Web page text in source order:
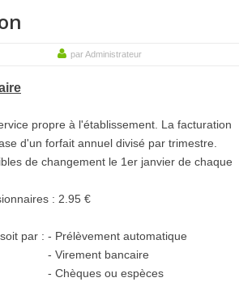
par Administrateur
propre à l'établissement. La facturation
d'un forfait annuel divisé par trimestre.
de changement le 1er janvier de chaque
: 2.95 €
par : - Prélèvement automatique
bancaire
ou espèces